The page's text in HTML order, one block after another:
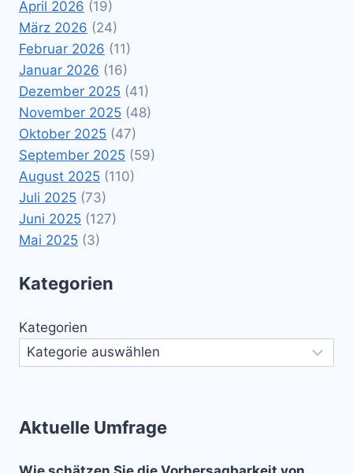
April 2026 (19)
März 2026 (24)
Februar 2026 (11)
Januar 2026 (16)
Dezember 2025 (41)
November 2025 (48)
Oktober 2025 (47)
September 2025 (59)
August 2025 (110)
Juli 2025 (73)
Juni 2025 (127)
Mai 2025 (3)
Kategorien
Kategorien
Aktuelle Umfrage